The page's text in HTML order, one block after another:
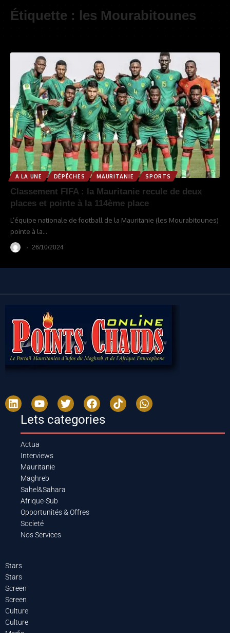
Étiquette : les Mourabitounes
A LA UNE DÉPÊCHES MAURITANIE SPORTS
Classement FIFA : la Mauritanie recule de deux
places et pointe à la 114ème place
L’équipe nationale de football de la Mauritanie (les Mourabitounes)
pointe à la…
26/10/2024
Lets categories
Actua
Interviews
Mauritanie
Maghreb
Sahel&Sahara
Afrique-Sub
Opportunités & Offres
Societé
Nos Services
Stars
Stars
Screen
Screen
Culture
Culture